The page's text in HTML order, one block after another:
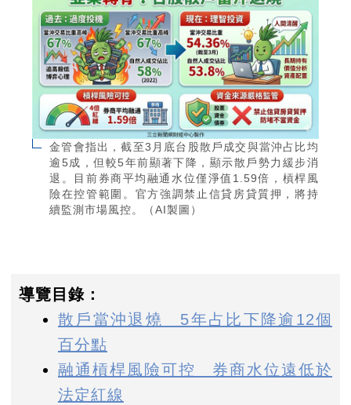
金管會指出，截至3月底台股散戶成交與當沖占比均
逾5成，但較5年前顯著下降，顯示散戶勢力緩步消
退。目前券商平均融通水位僅淨值1.59倍，槓桿風
險在控管範圍。官方強調禁止信貸房貸質押，將持
續監測市場風控。（AI製圖）
導覽目錄：
散戶當沖退燒 5年占比下降逾12個
百分點
融通槓桿風險可控 券商水位遠低於
法定紅線